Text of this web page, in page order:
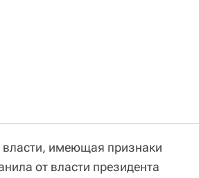
имеющая признаки
от власти президента